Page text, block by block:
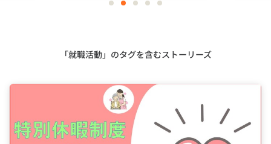
itemitemitemitemitem
「就職活動」のタグを含むストーリーズ